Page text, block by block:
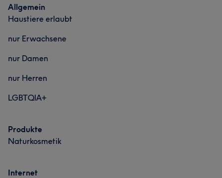
Allgemein
Haustiere erlaubt
nur Erwachsene
nur Damen
nur Herren
LGBTQIA+
Produkte
Naturkosmetik
Internet